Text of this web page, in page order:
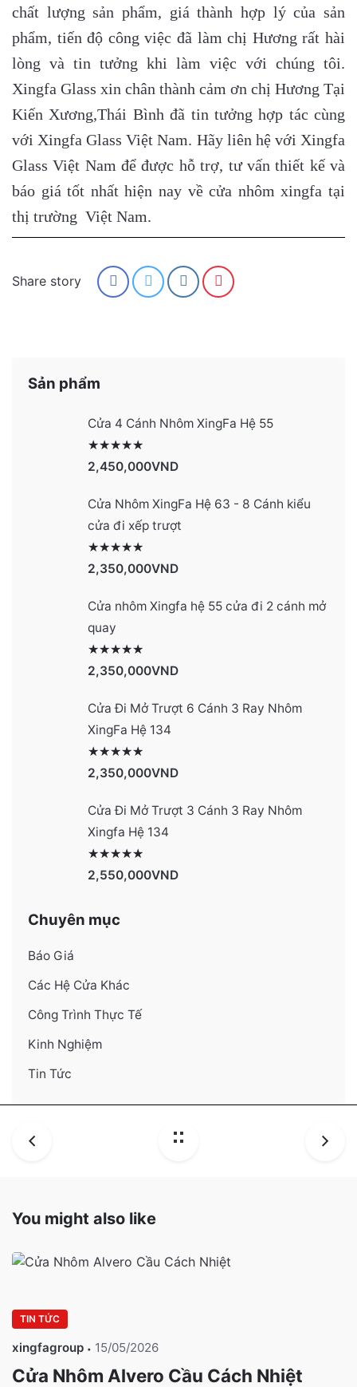
chất lượng sản phẩm, giá thành hợp lý của sản
phẩm, tiến độ công việc đã làm chị Hương rất hài
lòng và tin tưởng khi làm việc với chúng tôi.
Xingfa Glass xin chân thành cảm ơn chị Hương Tại
Kiến Xương,Thái Bình đã tin tưởng hợp tác cùng
với Xingfa Glass Việt Nam. Hãy liên hệ với Xingfa
Glass Việt Nam để được hỗ trợ, tư vấn thiết kế và
báo giá tốt nhất hiện nay về cửa nhôm xingfa tại
thị trường Việt Nam.
Share story
Sản phẩm
Cửa 4 Cánh Nhôm XingFa Hệ 55
2,450,000VND
Cửa Nhôm XingFa Hệ 63 - 8 Cánh kiểu
cửa đi xếp trượt
2,350,000VND
Cửa nhôm Xingfa hệ 55 cửa đi 2 cánh mở
quay
2,350,000VND
Cửa Đi Mở Trượt 6 Cánh 3 Ray Nhôm
XingFa Hệ 134
2,350,000VND
Cửa Đi Mở Trượt 3 Cánh 3 Ray Nhôm
Xingfa Hệ 134
2,550,000VND
Chuyên mục
Báo Giá
Các Hệ Cửa Khác
Công Trình Thực Tế
Kinh Nghiệm
Tin Tức
You might also like
TIN TỨC
xingfagroup 15/05/2026
Cửa Nhôm Alvero Cầu Cách Nhiệt